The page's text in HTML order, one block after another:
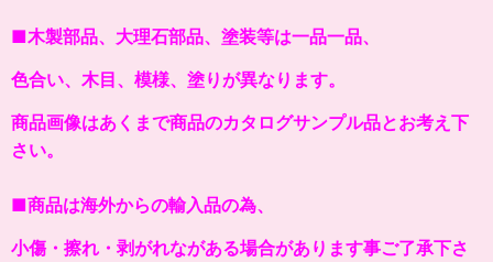
■木製部品、大理石部品、塗装等は一品一品、
色合い、木目、模様、塗りが異なります。
商品画像はあくまで商品のカタログサンプル品とお考え下
さい。
■商品は海外からの輸入品の為、
小傷・擦れ・剥がれながある場合があります事ご了承下さ